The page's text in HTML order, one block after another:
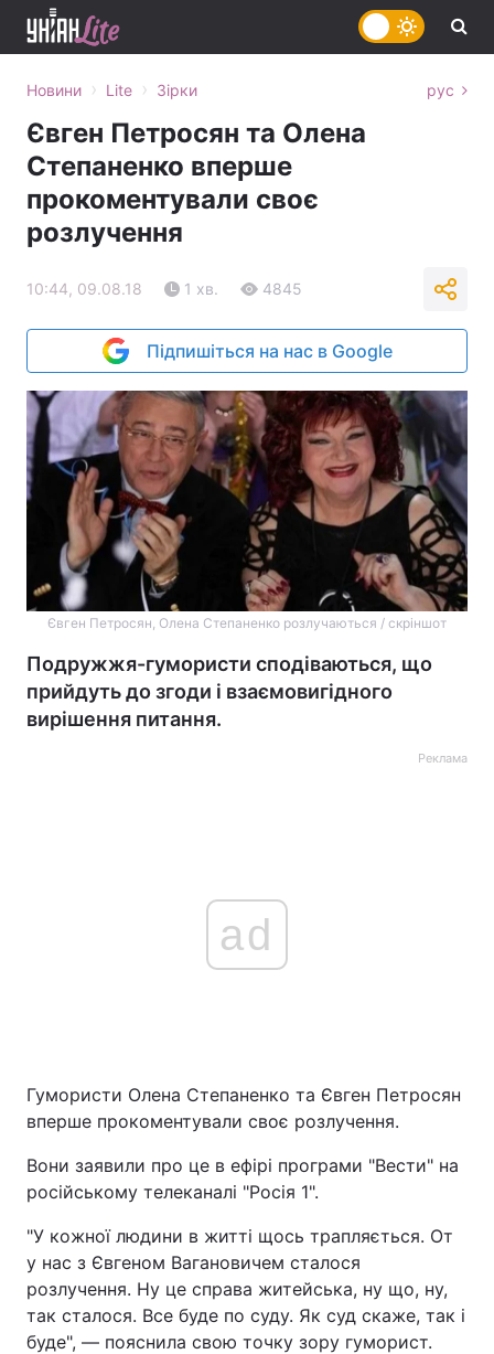
Україна Політика
Світ
Спорт Наука
Зброя Інциденти
Новини › Lite › Зірки рус
Євген Петросян та Олена
Степаненко вперше
прокоментували своє
розлучення
10:44, 09.08.18 1 хв. 4845
Підпишіться на нас в Google
Євген Петросян, Олена Степаненко розлучаються / скріншот
Подружжя-гумористи сподіваються, що
прийдуть до згоди і взаємовигідного
вирішення питання.
Реклама
ad
Гумористи Олена Степаненко та Євген Петросян
вперше прокоментували своє розлучення.
Вони заявили про це в ефірі програми "Вести" на
російському телеканалі "Росія 1".
"У кожної людини в житті щось трапляється. От
у нас з Євгеном Вагановичем сталося
розлучення. Ну це справа житейська, ну що, ну,
так сталося. Все буде по суду. Як суд скаже, так і
буде", — пояснила свою точку зору гуморист.